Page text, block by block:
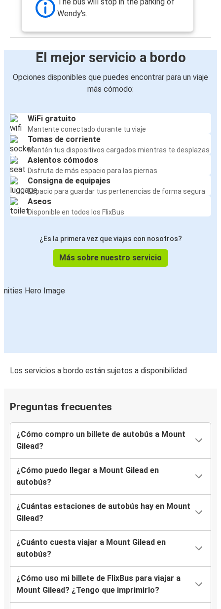
Wendy's.
El mejor servicio a bordo
Opciones disponibles que puedes encontrar para un viaje
más cómodo:
WiFi gratuito
Mantente conectado durante tu viaje
Tomas de corriente
Mantén tus dispositivos cargados mientras te desplazas
Asientos cómodos
Disfruta de más espacio para las piernas
Consigna de equipajes
Espacio para guardar tus pertenencias de forma segura
Aseos
Disponible en todos los FlixBus
¿Es la primera vez que viajas con nosotros?
Más sobre nuestro servicio
Los servicios a bordo están sujetos a disponibilidad
Preguntas frecuentes
¿Cómo compro un billete de autobús a Mount
Gilead?
¿Cómo puedo llegar a Mount Gilead en
autobús?
¿Cuántas estaciones de autobús hay en Mount
Gilead?
¿Cuánto cuesta viajar a Mount Gilead en
autobús?
¿Cómo uso mi billete de FlixBus para viajar a
Mount Gilead? ¿Tengo que imprimirlo?